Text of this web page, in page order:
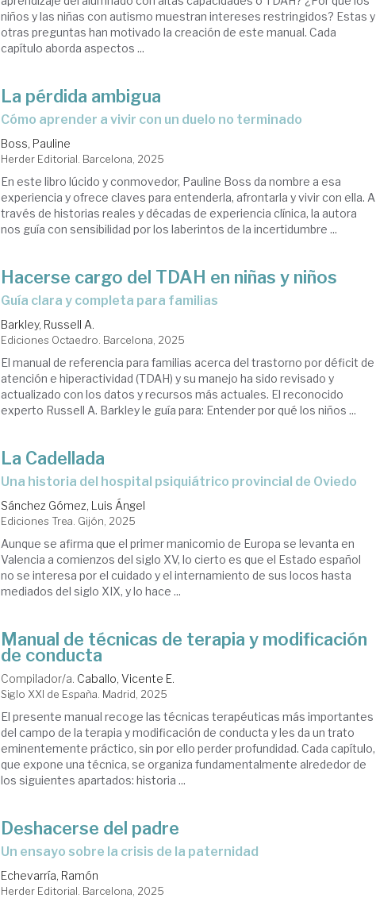
niños y las niñas con autismo muestran intereses restringidos? Estas y
otras preguntas han motivado la creación de este manual. Cada
capítulo aborda aspectos ...
La pérdida ambigua
Cómo aprender a vivir con un duelo no terminado
Boss, Pauline
Herder Editorial. Barcelona, 2025
En este libro lúcido y conmovedor, Pauline Boss da nombre a esa
experiencia y ofrece claves para entenderla, afrontarla y vivir con ella. A
través de historias reales y décadas de experiencia clínica, la autora
nos guía con sensibilidad por los laberintos de la incertidumbre ...
Hacerse cargo del TDAH en niñas y niños
Guía clara y completa para familias
Barkley, Russell A.
Ediciones Octaedro. Barcelona, 2025
El manual de referencia para familias acerca del trastorno por déficit de
atención e hiperactividad (TDAH) y su manejo ha sido revisado y
actualizado con los datos y recursos más actuales. El reconocido
experto Russell A. Barkley le guía para: Entender por qué los niños ...
La Cadellada
Una historia del hospital psiquiátrico provincial de Oviedo
Sánchez Gómez, Luis Ángel
Ediciones Trea. Gijón, 2025
Aunque se afirma que el primer manicomio de Europa se levanta en
Valencia a comienzos del siglo XV, lo cierto es que el Estado español
no se interesa por el cuidado y el internamiento de sus locos hasta
mediados del siglo XIX, y lo hace ...
Manual de técnicas de terapia y modificación
de conducta
Compilador/a. Caballo, Vicente E.
Siglo XXI de España. Madrid, 2025
El presente manual recoge las técnicas terapéuticas más importantes
del campo de la terapia y modificación de conducta y les da un trato
eminentemente práctico, sin por ello perder profundidad. Cada capítulo,
que expone una técnica, se organiza fundamentalmente alrededor de
los siguientes apartados: historia ...
Deshacerse del padre
Un ensayo sobre la crisis de la paternidad
Echevarría, Ramón
Herder Editorial. Barcelona, 2025